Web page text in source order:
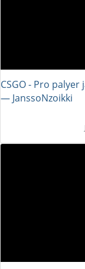
CSGO - Pro
― JanssoNzoikki